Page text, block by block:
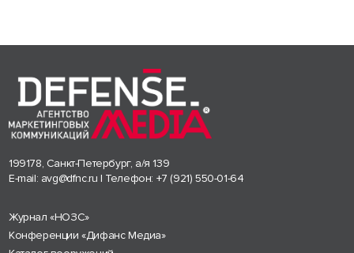
199178, Санкт-Петербург, а/я 139
E-mail: avg@dfnc.ru | Телефон: +7 (921) 550-01-64
Журнал «НОЗС»
Конференции «Дифанс Медиа»